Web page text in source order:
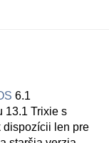
6.1
13.1 Trixie s
dispozícii len pre